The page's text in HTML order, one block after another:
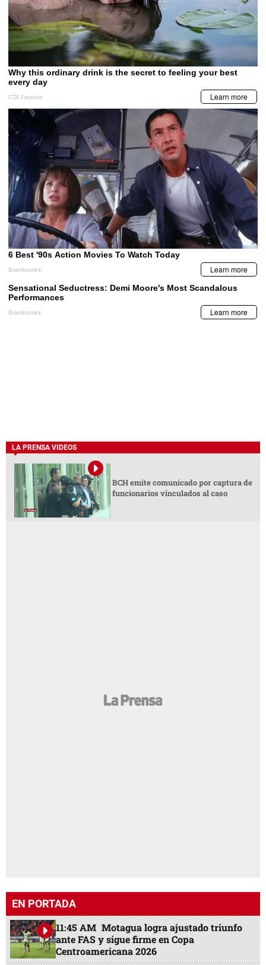
LA PRENSA VIDEOS
BCH emite comunicado por captura de
funcionarios vinculados al caso
EN PORTADA
11:45 AM Motagua logra ajustado triunfo
ante FAS y sigue firme en Copa
Centroamericana 2026